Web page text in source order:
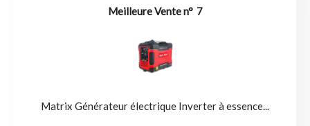
7
Matrix Générateur électrique Inverter à essence...